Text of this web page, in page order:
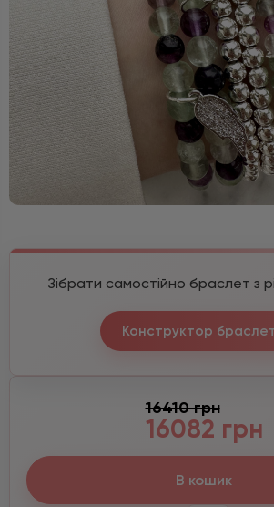
Зібрати самостійно браслет з
Конструктор
16410 грн
16082 грн
В кошик